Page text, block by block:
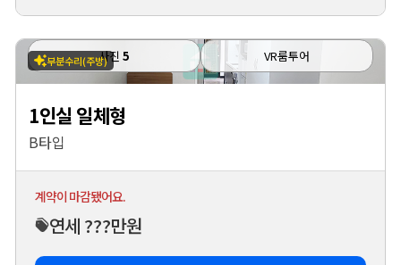
부분수리(주방)사진 5 VR룸투어
1인실 일체형
B타입
계약이 마감됐어요.
연세 ???만원